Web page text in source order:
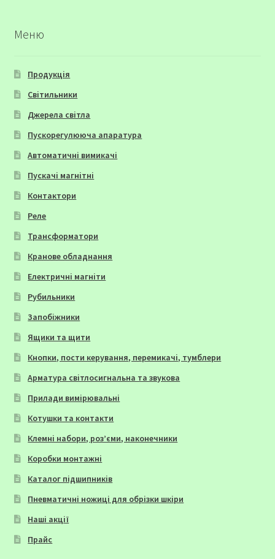
Меню
Продукція
Світильники
Джерела світла
Пускорегулююча апаратура
Автоматичні вимикачі
Пускачі магнітні
Контактори
Реле
Трансформатори
Кранове обладнання
Електричні магніти
Рубильники
Запобіжники
Ящики та щити
Кнопки, пости керування, перемикачі, тумблери
Арматура світлосигнальна та звукова
Прилади вимірювальні
Котушки та контакти
Клемні набори, роз’єми, наконечники
Коробки монтажні
Каталог підшипників
Пневматичні ножиці для обрізки шкіри
Наші акції
Прайс